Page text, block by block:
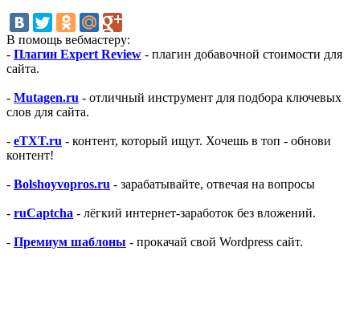
В помощь вебмастеру:
- Плагин Expert Review - плагин добавочной стоимости для
сайта.
- Mutagen.ru - отличный инструмент для подбора ключевых
слов для сайта.
- eTXT.ru - контент, который ищут. Хочешь в топ - обнови
контент!
- Bolshoyvopros.ru - зарабатывайте, отвечая на вопросы
- ruCaptcha - лёгкий интернет-заработок без вложений.
- Премиум шаблоны - прокачай свой Wordpress сайт.